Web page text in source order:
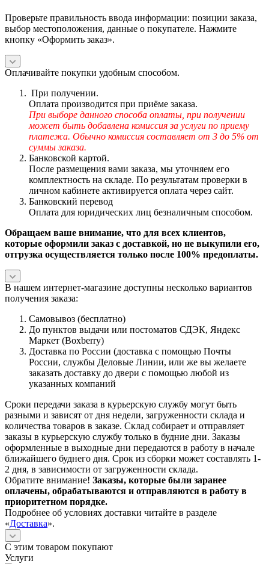
Проверьте правильность ввода информации: позиции заказа,
выбор местоположения, данные о покупателе. Нажмите
кнопку «Оформить заказ».
Оплачивайте покупки удобным способом.
При получении.
Оплата производится при приёме заказа.
При выборе данного способа оплаты, при получении
может быть добавлена комиссия за услуги по приему
платежа. Обычно комиссия составляет от 3 до 5% от
суммы заказа.
Банковской картой.
После размещения вами заказа, мы уточняем его
комплектность на складе. По результатам проверки в
личном кабинете активируется оплата через сайт.
Банковский перевод
Оплата для юридических лиц безналичным способом.
Обращаем ваше внимание, что для всех клиентов,
которые оформили заказ с доставкой, но не выкупили его,
отгрузка осуществляется только после 100% предоплаты.
В нашем интернет-магазине доступны несколько вариантов
получения заказа:
Самовывоз (бесплатно)
До пунктов выдачи или постоматов СДЭК, Яндекс
Маркет (Boxberry)
Доставка по России (доставка с помощью Почты
России, службы Деловые Линии, или же вы желаете
заказать доставку до двери с помощью любой из
указанных компаний
Сроки передачи заказа в курьерскую службу могут быть
разными и зависят от дня недели, загруженности склада и
количества товаров в заказе. Склад собирает и отправляет
заказы в курьерскую службу только в будние дни. Заказы
оформленные в выходные дни передаются в работу в начале
ближайшего буднего дня. Срок из сборки может составлять 1-
2 дня, в зависимости от загруженности склада.
Обратите внимание! Заказы, которые были заранее
оплачены, обрабатываются и отправляются в работу в
приоритетном порядке.
Подробнее об условиях доставки читайте в разделе
«Доставка».
С этим товаром покупают
Услуги